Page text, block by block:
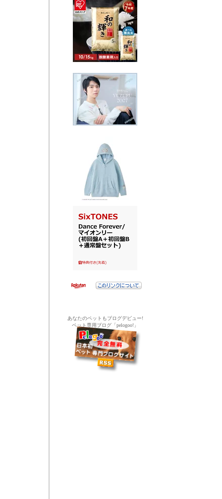
あなたのペットもブログデビュー!
ペット専用ブログ「pelogoo!」